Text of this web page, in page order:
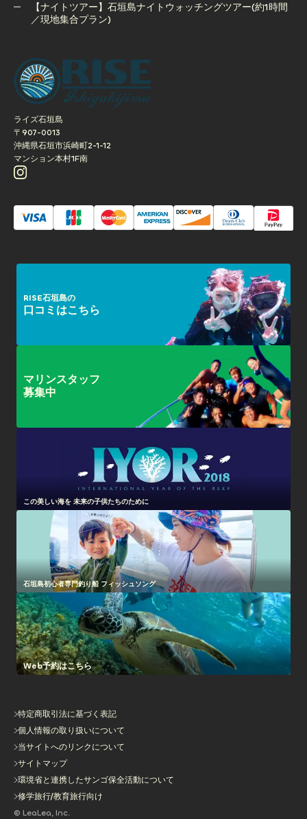
【ナイトツアー】石垣島ナイトウォッチングツアー(約1時間
／現地集合プラン)
／現地集合プラン)
ライズ石垣島
〒907-0013
沖縄県石垣市浜崎町2-1-12
マンション本村1F南
RISE石垣島の
口コミはこちら
マリンスタッフ
募集中
この美しい海を 未来の子供たちのために
石垣島初心者専門釣り船 フィッシュソング
Web予約はこちら
特定商取引法に基づく表記
個人情報の取り扱いについて
当サイトへのリンクについて
サイトマップ
環境省と連携したサンゴ保全活動について
修学旅行/教育旅行向け
© LeaLea, Inc.